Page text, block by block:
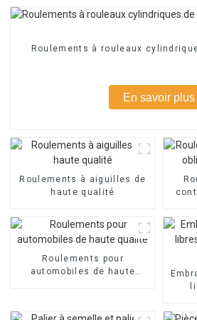
Roulements à rouleaux
En savoir plus
Roulements à aiguilles de
haute qualité
Roulements pour
automobiles de haute